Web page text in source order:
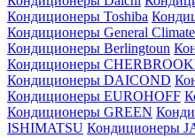
Кондиционеры Toshiba
Кондиционеры General Climate
Кондиционеры Berlingtoun
Кондиционеры
Кондиционеры DAICOND
Кондиционеры EUROHOFF
Кондиционеры GREEN
ISHIMATSU Кондиционеры